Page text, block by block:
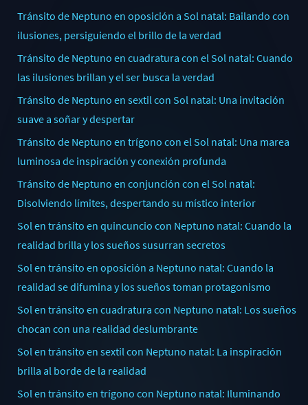
Tránsito de Neptuno en oposición a Sol natal: Bailando con
ilusiones, persiguiendo el brillo de la verdad
Tránsito de Neptuno en cuadratura con el Sol natal: Cuando
las ilusiones brillan y el ser busca la verdad
Tránsito de Neptuno en sextil con Sol natal: Una invitación
suave a soñar y despertar
Tránsito de Neptuno en trígono con el Sol natal: Una marea
luminosa de inspiración y conexión profunda
Tránsito de Neptuno en conjunción con el Sol natal:
Disolviendo límites, despertando su místico interior
Sol en tránsito en quincuncio con Neptuno natal: Cuando la
realidad brilla y los sueños susurran secretos
Sol en tránsito en oposición a Neptuno natal: Cuando la
realidad se difumina y los sueños toman protagonismo
Sol en tránsito en cuadratura con Neptuno natal: Los sueños
chocan con una realidad deslumbrante
Sol en tránsito en sextil con Neptuno natal: La inspiración
brilla al borde de la realidad
Sol en tránsito en trígono con Neptuno natal: Iluminando